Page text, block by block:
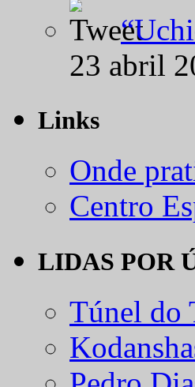
23 abril
Links
Onde
Centro
LIDAS POR
Túnel do